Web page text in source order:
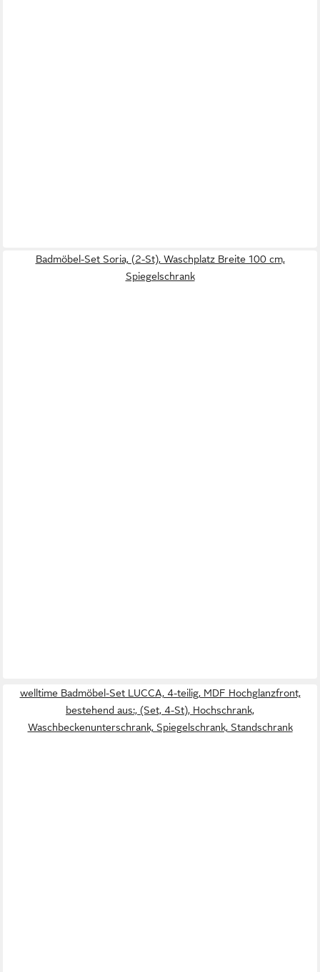
Badmöbel-Set Soria, (2-St), Waschplatz Breite 100 cm,
Spiegelschrank
welltime Badmöbel-Set LUCCA, 4-teilig, MDF Hochglanzfront,
bestehend aus:, (Set, 4-St), Hochschrank,
Waschbeckenunterschrank, Spiegelschrank, Standschrank